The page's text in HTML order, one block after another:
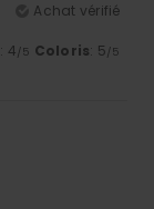
Achat vérifié
: 4/5 Coloris: 5/5